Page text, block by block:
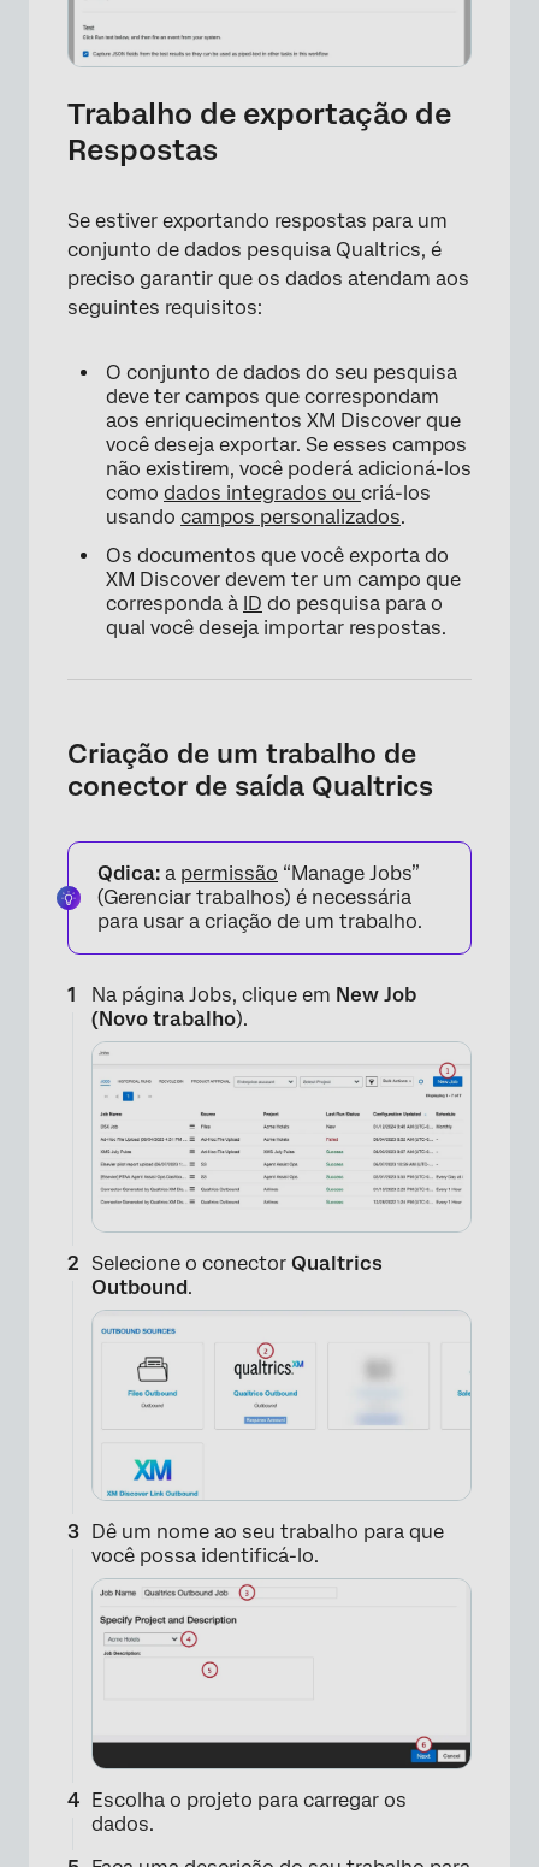
×
Trabalho de exportação de
Respostas
Se estiver exportando respostas para um
conjunto de dados pesquisa Qualtrics, é
preciso garantir que os dados atendam aos
seguintes requisitos:
O conjunto de dados do seu pesquisa
deve ter campos que correspondam
aos enriquecimentos XM Discover que
você deseja exportar. Se esses campos
não existirem, você poderá adicioná-los
como dados integrados ou criá-los
usando campos personalizados.
Os documentos que você exporta do
XM Discover devem ter um campo que
corresponda à ID do pesquisa para o
qual você deseja importar respostas.
Criação de um trabalho de
conector de saída Qualtrics
Qdica: a permissão “Manage Jobs”
(Gerenciar trabalhos) é necessária
para usar a criação de um trabalho.
Na página Jobs, clique em New Job
(Novo trabalho).
Selecione o conector Qualtrics
Outbound.
Dê um nome ao seu trabalho para que
você possa identificá-lo.
Escolha o projeto para carregar os
dados.